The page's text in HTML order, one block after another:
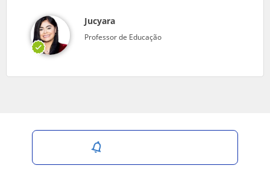
Jucyara
Professor de Educação